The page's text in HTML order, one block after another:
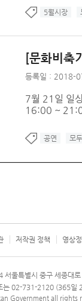
5월시장
[문화비축
등록일 : 2018-
7월 21일 일
16:00 ~
공연 모
저작권 정책 영상
단
서울특별시 중구 세종대
는 02-731-2120 (365일
Government all rights